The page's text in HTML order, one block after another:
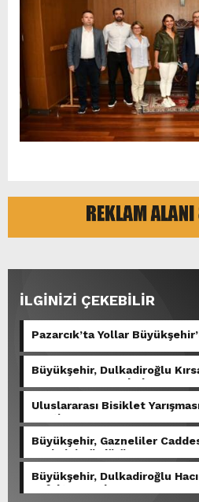
İLGİNİZİ ÇEKEBİLİR
Pazarcık’ta Yollar
Büyükşehir, Dulkadiroğlu
Yatırımını Tamamladı.
Uluslararası Bisiklet
Kesti.
Büyükşehir, Gazneliler
Serimini Sürdürüyor.
Büyükşehir, Dulkadiroğlu
Asfalta Hazırlıyor.